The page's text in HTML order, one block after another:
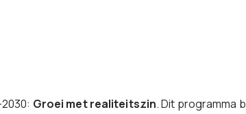
Groei met realiteitszin. Dit programma